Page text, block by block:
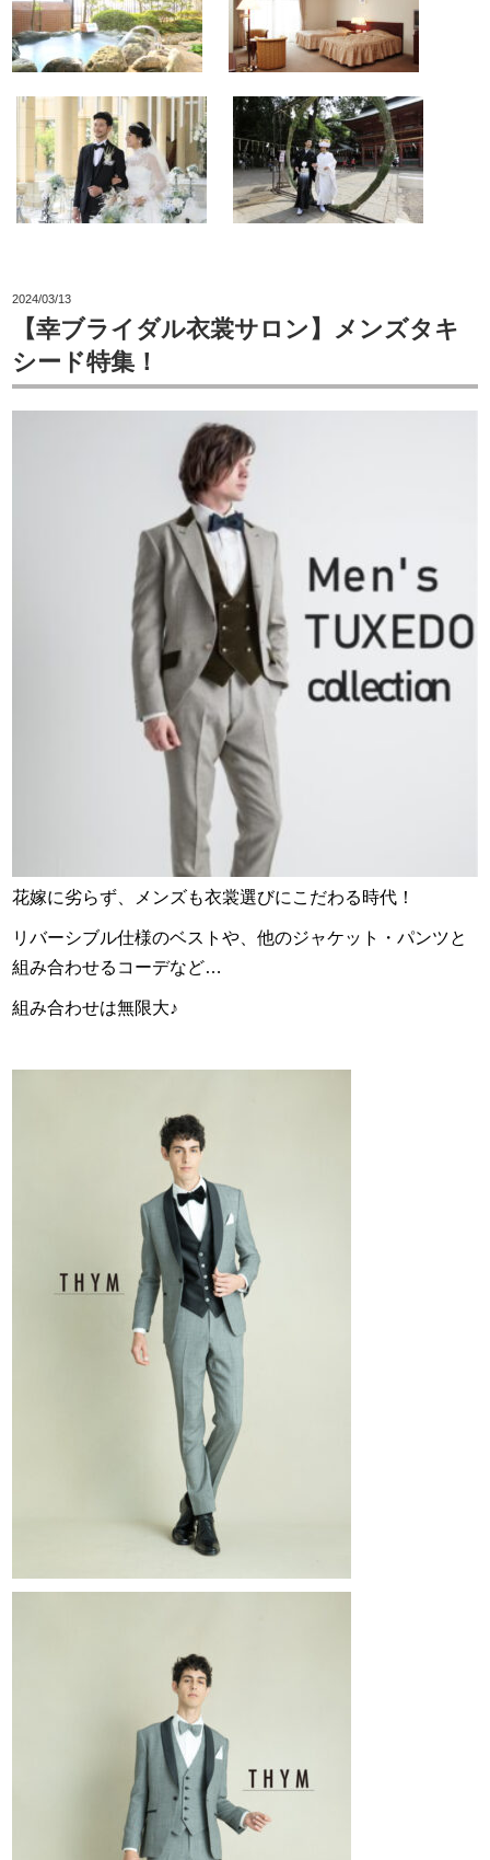
【幸ブライダル衣裳サロン】メンズタキ
シード特集！
2024/03/13
花嫁に劣らず、メンズも衣裳選びにこだわる時代！
リバーシブル仕様のベストや、他のジャケット・パンツと
組み合わせるコーデなど…
組み合わせは無限大♪